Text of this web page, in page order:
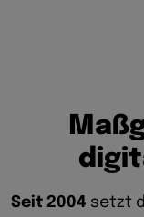
M aß
d igit
Seit 2004 setzt